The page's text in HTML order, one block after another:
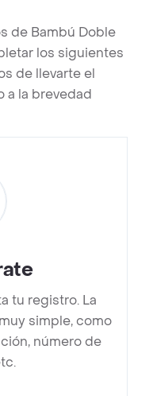
de Bambú Doble
los siguientes
de llevarte el
a la brevedad
tu registro. La
simple, como
número de